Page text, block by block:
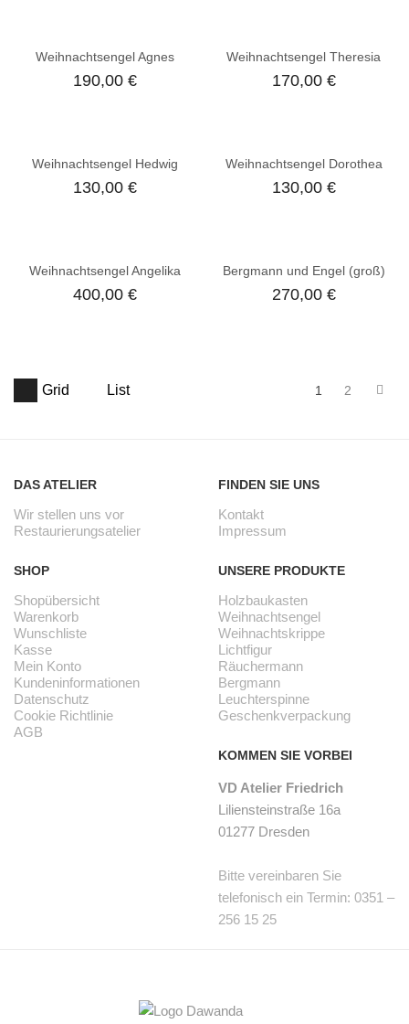
Weihnachtsengel Agnes
190,00€
Weihnachtsengel Theresia
170,00 €
Weihnachtsengel Hedwig
130,00€
Weihnachtsengel Dorothea
130,00 €
Weihnachtsengel Angelika
400,00€
Bergmann und Engel (groß)
270,00 €
Grid List 1 2 →
DAS ATELIER
Wir stellen uns vor
Restaurierungsatelier
SHOP
Shopübersicht
Warenkorb
Wunschliste
Kasse
Mein Konto
Kundeninformationen
Datenschutz
Cookie Richtlinie
AGB
FINDEN SIE UNS
Kontakt
Impressum
UNSERE PRODUKTE
Holzbaukasten
Weihnachtsengel
Weihnachtskrippe
Lichtfigur
Räuchermann
Bergmann
Leuchterspinne
Geschenkverpackung
KOMMEN SIE VORBEI
VD Atelier Friedrich
Liliensteinstraße 16a
01277 Dresden
Bitte vereinbaren Sie
telefonisch ein Termin: 0351 –
256 15 25